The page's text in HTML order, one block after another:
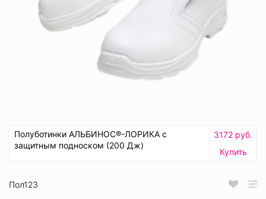
Полуботинки АЛЬБИНОС®-ЛОРИКА с
защитным подноском (200 Дж)
3172 руб.
Купить
Пол123